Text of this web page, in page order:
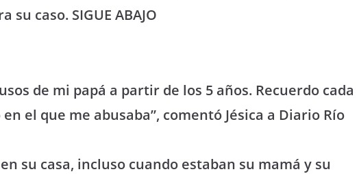
caso. SIGUE ABAJO
de mi papá a partir de los 5 años. Recuerdo cada
el que me abusaba”, comentó Jésica a Diario Río
su casa, incluso cuando estaban su mamá y su